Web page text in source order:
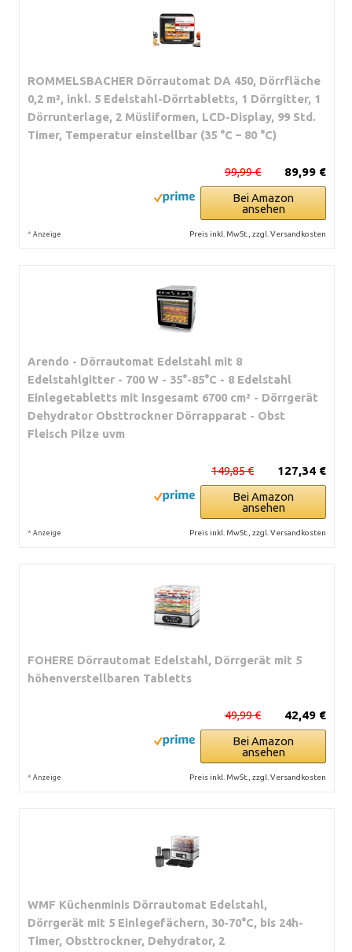
ROMMELSBACHER Dörrautomat DA 450, Dörrfläche
0,2 m², inkl. 5 Edelstahl-Dörrtabletts, 1 Dörrgitter, 1
Dörrunterlage, 2 Müsliformen, LCD-Display, 99 Std.
Timer, Temperatur einstellbar (35 °C – 80 °C)
89,99 €
99,99 €
Bei Amazon
ansehen
* Anzeige Preis inkl. MwSt., zzgl. Versandkosten
Arendo - Dörrautomat Edelstahl mit 8
Edelstahlgitter - 700 W - 35°-85°C - 8 Edelstahl
Einlegetabletts mit insgesamt 6700 cm² - Dörrgerät
Dehydrator Obsttrockner Dörrapparat - Obst
Fleisch Pilze uvm
127,34 €
149,85 €
Bei Amazon
ansehen
* Anzeige Preis inkl. MwSt., zzgl. Versandkosten
FOHERE Dörrautomat Edelstahl, Dörrgerät mit 5
höhenverstellbaren Tabletts
42,49 €
49,99 €
Bei Amazon
ansehen
* Anzeige Preis inkl. MwSt., zzgl. Versandkosten
WMF Küchenminis Dörrautomat Edelstahl,
Dörrgerät mit 5 Einlegefächern, 30-70°C, bis 24h-
Timer, Obsttrockner, Dehydrator, 2